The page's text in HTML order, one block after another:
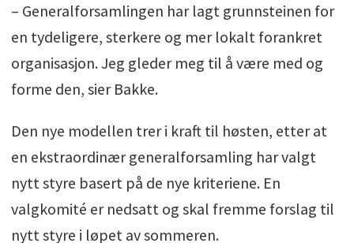
– Generalforsamlingen har lagt grunnsteinen for
en tydeligere, sterkere og mer lokalt forankret
organisasjon. Jeg gleder meg til å være med og
forme den, sier Bakke.
Den nye modellen trer i kraft til høsten, etter at
en ekstraordinær generalforsamling har valgt
nytt styre basert på de nye kriteriene. En
valgkomité er nedsatt og skal fremme forslag til
nytt styre i løpet av sommeren.